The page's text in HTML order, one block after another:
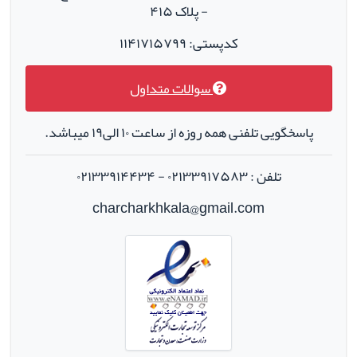
- پلاک ۴۱۵
کدپستی: ۱۱۴۱۷۱۵۷۹۹
سوالات متداول
پاسخگویی تلفنی همه روزه از ساعت ۱۰ الی۱۹ میباشد.
تلفن : ۰۲۱۳۳۹۱۷۵۸۳ - ۰۲۱۳۳۹۱۴۴۳۴
charcharkhkala@gmail.com